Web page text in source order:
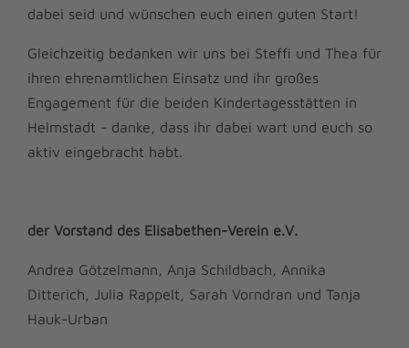
dabei seid und wünschen euch einen guten Start!
Gleichzeitig bedanken wir uns bei Steffi und Thea für
ihren ehrenamtlichen Einsatz und ihr großes
Engagement für die beiden Kindertagesstätten in
Helmstadt - danke, dass ihr dabei wart und euch so
aktiv eingebracht habt.
der Vorstand des Elisabethen-Verein e.V.
Andrea Götzelmann, Anja Schildbach, Annika
Ditterich, Julia Rappelt, Sarah Vorndran und Tanja
Hauk-Urban